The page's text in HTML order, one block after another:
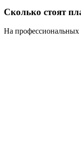
Сколько стоят
На профессиональных